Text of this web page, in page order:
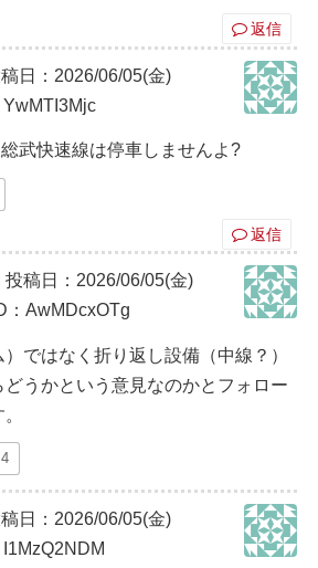
返信
日：2026/06/05(金)
YwMTI3Mjc
武快速線は停車しませんよ?
返信
投稿日：2026/06/05(金)
：AwMDcxOTg
ではなく折り返し設備（中線？）
どうかという意見なのかとフォロー
日：2026/06/05(金)
I1MzQ2NDM